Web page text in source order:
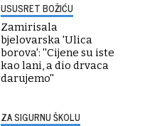
USUSRET BOŽIĆU
Zamirisala
bjelovarska 'Ulica
borova': ''Cijene su iste
kao lani, a dio drvaca
darujemo''
ZA SIGURNU ŠKOLU